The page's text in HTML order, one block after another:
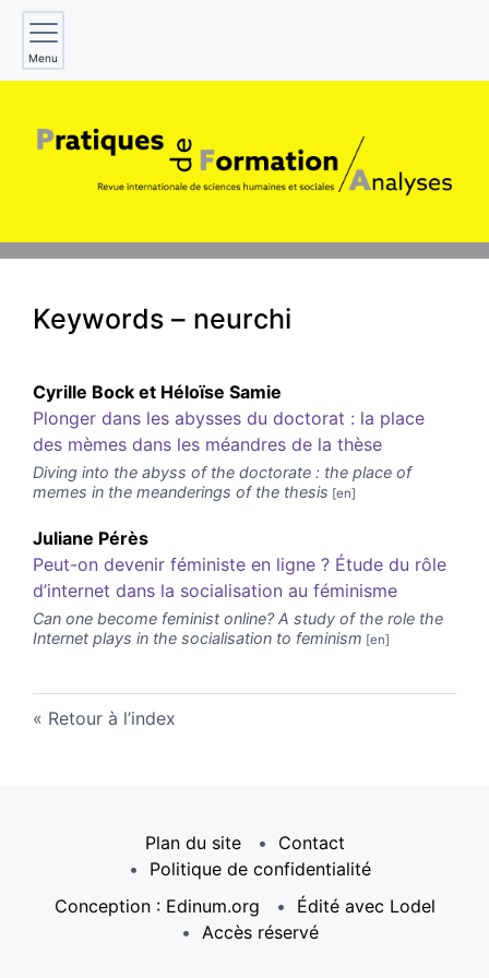
Menu
Keywords – neurchi
Cyrille Bock et Héloïse Samie
Plonger dans les abysses du doctorat : la place
des mèmes dans les méandres de la thèse
Diving into the abyss of the doctorate : the place of
memes in the meanderings of the thesis
Juliane Pérès
Peut-on devenir féministe en ligne ? Étude du rôle
d’internet dans la socialisation au féminisme
Can one become feminist online? A study of the role the
Internet plays in the socialisation to feminism
Retour à l’index
Plan du site
Contact
Politique de confidentialité
Conception : Edinum.org
Édité avec Lodel
Accès réservé